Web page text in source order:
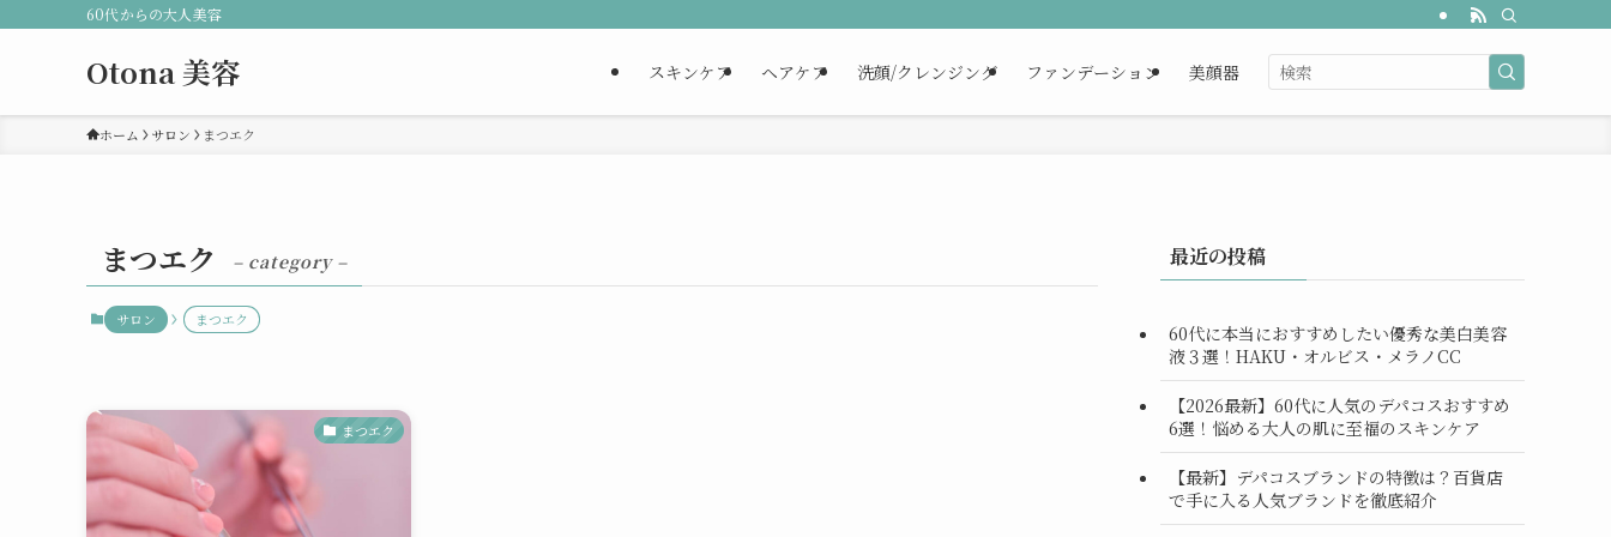
60代からの大人美容
Otona 美容 スキンケア ヘアケア 洗顔/クレンジング ファンデーション 美顔器
ホーム サロン まつエク
まつエク – category –
サロン まつエク
まつエク
最近の投稿
60代に本当におすすめしたい優秀な美白美容
液３選！HAKU・オルビス・メラノCC
【2026最新】60代に人気のデパコスおすすめ
6選！悩める大人の肌に至福のスキンケア
【最新】デパコスブランドの特徴は？百貨店
で手に入る人気ブランドを徹底紹介